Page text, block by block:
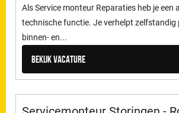
Als Service monteur Reparaties heb je een
technische functie. Je verhelpt zelfstandig
binnen- en...
Bekijk vacature